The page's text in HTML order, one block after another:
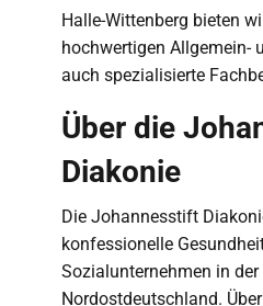
Halle-Wittenberg bieten
hochwertigen Allgemein-
auch spezialisierte
Über die
Diakonie
Die Johannesstift
konfessionelle
Sozialunternehmen in
Nordostdeutschland.